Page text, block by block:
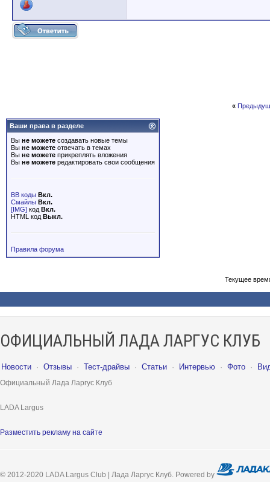
«
Ваши права в разделе
Вы не можете создавать новые темы
Вы не можете отвечать в темах
Вы не можете прикреплять вложения
Вы не можете редактировать свои сообщения
BB коды Вкл.
Смайлы Вкл.
[IMG] код Вкл.
HTML код Выкл.
Правила форума
Текущее
ОФИЦИАЛЬНЫЙ ЛАДА ЛАРГУС КЛУБ
Новости · Отзывы · Тест-драйвы · Статьи · Интервью · Фото ·
Официальный Лада Ларгус Клуб
LADA Largus
Разместить рекламу на сайте
© 2012-2020 LADA Largus Club | Лада Ларгус Клуб. Powered by